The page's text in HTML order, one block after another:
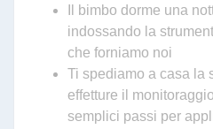
Il bimbo dorme una
indossando la
che forniamo noi
Ti spediamo a casa la
effetture il
semplici passi per